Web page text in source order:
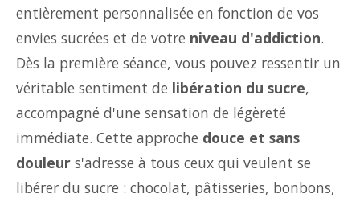
entièrement personnalisée en fonction de vos
envies sucrées et de votre niveau d'addiction.
Dès la première séance, vous pouvez ressentir un
véritable sentiment de libération du sucre,
accompagné d'une sensation de légèreté
immédiate. Cette approche douce et sans
douleur s'adresse à tous ceux qui veulent se
libérer du sucre : chocolat, pâtisseries, bonbons,